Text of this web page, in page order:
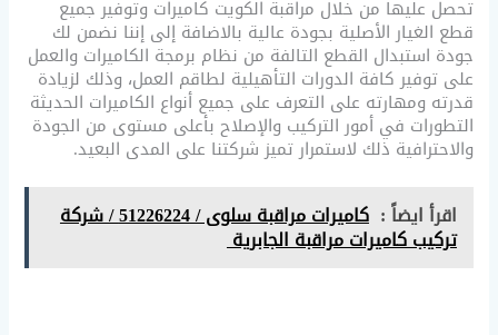
تحصل عليها من خلال مراقبة الكويت كاميرات وتوفير جميع
قطع الغيار الأصلية بجودة عالية بالاضافة إلى إننا نضمن لك
جودة استبدال القطع التالفة من نظام برمجة الكاميرات والعمل
على توفير كافة الدورات التأهيلية لطاقم العمل، وذلك لزيادة
قدرته ومهارته على التعرف على جميع أنواع الكاميرات الحديثة
التطورات في أمور التركيب والإصلاح بأعلى مستوى من الجودة
والاحترافية ذلك لاستمرار تميز شركتنا على المدى البعيد.
اقرأ ايضاً : كاميرات مراقبة سلوى / 51226224 / شركة
تركيب كاميرات مراقبة الجابرية